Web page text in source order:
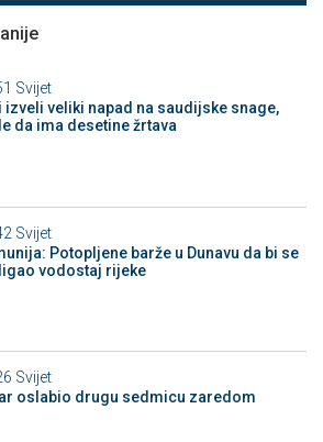
Svijet
izveli veliki napad na saudijske snage,
da ima desetine žrtava
Svijet
Potopljene barže u Dunavu da bi se
vodostaj rijeke
Svijet
oslabio drugu sedmicu zaredom